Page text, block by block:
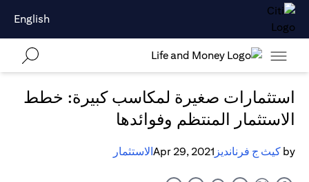
English
استثمارات صغيرة لمكاسب كبيرة: خطط
الاستثمار المنتظم وفوائدها
by كيث ج فرنانديز Apr 29, 2021الاستثمار